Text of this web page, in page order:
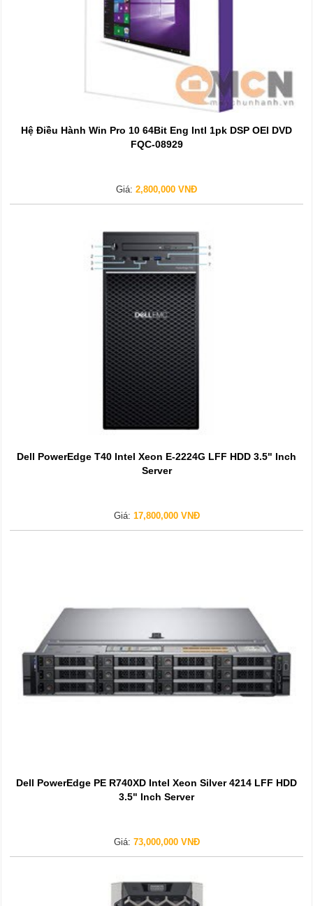
Hệ Điều Hành Win Pro 10 64Bit Eng Intl 1pk DSP OEI DVD
FQC-08929
Giá: 2,800,000 VNĐ
Dell PowerEdge T40 Intel Xeon E-2224G LFF HDD 3.5" Inch
Server
Giá: 17,800,000 VNĐ
Dell PowerEdge PE R740XD Intel Xeon Silver 4214 LFF HDD
3.5" Inch Server
Giá: 73,000,000 VNĐ